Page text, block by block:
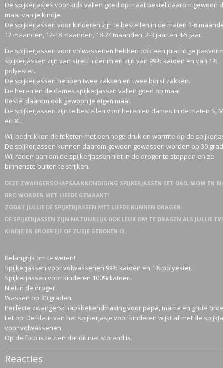
De spijkerjasjes voor kids vallen goed op maat bestel daarom gewoon
maat van je kindje.
De spijkerjassen voor kinderen zijn te bestellen in de maten 3-6
12 maanden, 12-18 maanden, 18-24 maanden, 2-3 jaar en 4-5 jaar.
De spijkerjassen voor volwassenen hebben ook een prachtige
spijkerjassen zijn van stretch denim en zijn van 99% katoen en van 1%
polyester.
De spijkerjassen hebben twee zakken en twee borst zakken.
De heren en de dames spijkerjassen vallen goed op maat!
Bestel daarom ook gewoon je eigen maat.
De spijkerjassen zijn te bestellen voor heren en dames in de maten S,
en XL.
Wij bedrukken de teksten met een hoge druk en warmte op de
De spijkerjassen kunnen daarom gewoon gewassen worden op 30
Wij raden aan om de spijkerjassen niet in de droger te stoppen en ze
binnenste buiten te strijken.
DEZE ZWANGERSCHAPSAANKONDIGING SPIJKERJASSEN SET DAD, MOM EN
BRO WORDEN MET LIEFDE GEMAAKT!
ZODAT JULLIE DE SPIJKERJASSEN MET LIEFDE KUNNEN DRAGEN.
DE SPIJKERJASSEN ZIJN NATUURLIJK OOK LEUK OM TE DRAGEN ALS JULLIE
KINDJE EN BROERTJE OF ZUSJE GEBOREN IS.
Belangrijk om te weten!
Spijkerjassen voor volwassenen 99% katoen en 1% polyester.
Spijkerjassen voor kinderen 100% katoen.
Niet in de droger.
Wassen op 30 graden.
Perfecte zwangerschapsbekendmaking voor papa, mama en grote
Let op! De kleur van het spijkerjasje voor kinderen wijkt af met de
voor volwassenen.
Op de foto is te zien dat dit niet storend is.
Reacties